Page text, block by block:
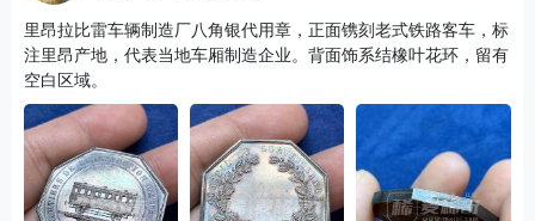
里昂拉比雷车辆制造厂八角银代用章，正面镌刻老式铁路客车，标
注里昂产地，代表当地车厢制造企业。背面饰系结橡叶花环，留有
空白区域。